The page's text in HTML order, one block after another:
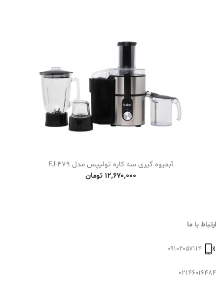
آبمیوه گیری سه کاره تولیپس مدل FJ-479
۱۲٬۶۷۰٬۰۰۰ تومان
ارتباط با ما
02146016484